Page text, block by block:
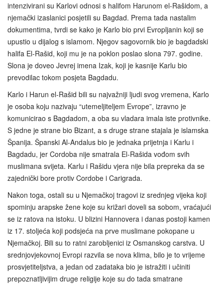
intenzivirani su Karlovi odnosi s halifom Harunom el-Rašidom, a
njemački izaslanici posjetili su Bagdad. Prema tada nastalim
dokumentima, tvrdi se kako je Karlo bio prvi Evropljanin koji se
upustio u dijalog s islamom. Njegov sagovornik bio je bagdadski
halifa El-Rašid, koji mu je na poklon poslao slona 797. godine.
Slona je doveo Jevrej imena Izak, koji je kasnije Karlu bio
prevodilac tokom posjeta Bagdadu.
Karlo i Harun el-Rašid bili su najvažniji ljudi svog vremena, Karlo
je osoba koju nazivaju “utemeljiteljem Evrope”, izravno je
komunicirao s Bagdadom, a oba su vladara imala iste protivnike.
S jedne je strane bio Bizant, a s druge strane stajala je islamska
Španija. Španski Al‑Andalus bio je jednaka prijetnja i Karlu i
Bagdadu, jer Cordoba nije smatrala El-Rašida vođom svih
muslimana svijeta. Karlu i Rašidu vjera nije bila prepreka da se
zajednički bore protiv Cordobe i Carigrada.
Nakon toga, ostali su u Njemačkoj tragovi iz srednjeg vijeka koji
spominju arapske žene koje su križari doveli sa sobom, vraćajući
se iz ratova na istoku. U blizini Hannovera i danas postoji kamen
iz 17. stoljeća koji podsjeća na prve muslimane pokopane u
Njemačkoj. Bili su to ratni zarobljenici iz Osmanskog carstva. U
srednjovjekovnoj Evropi razvila se nova klima, bilo je to vrijeme
prosvjetiteljstva, a jedan od zadataka bio je istražiti i učiniti
prepoznatljivijim druge religije koje su do tada smatrane